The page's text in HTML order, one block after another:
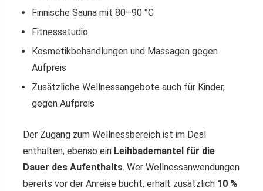
Finnische Sauna mit 80–90 °C
Fitnessstudio
Kosmetikbehandlungen und Massagen gegen
Aufpreis
Zusätzliche Wellnessangebote auch für Kinder,
gegen Aufpreis
Der Zugang zum Wellnessbereich ist im Deal
enthalten, ebenso ein Leihbademantel für die
Dauer des Aufenthalts. Wer Wellnessanwendungen
bereits vor der Anreise bucht, erhält zusätzlich 10 %